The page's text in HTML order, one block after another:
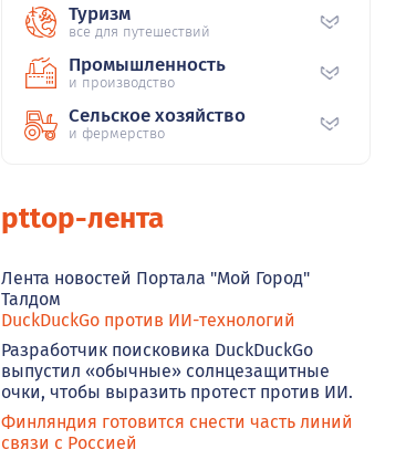
Туризм
все для путешествий
Промышленность
и производство
Сельское хозяйство
и фермерство
pttop-лента
Лента новостей Портала "Мой Город"
Талдом
DuckDuckGo против ИИ-технологий
Разработчик поисковика DuckDuckGo
выпустил «обычные» солнцезащитные
очки, чтобы выразить протест против ИИ.
Финляндия готовится снести часть линий
связи с Россией